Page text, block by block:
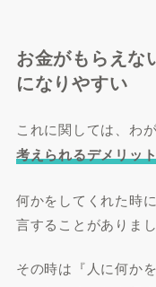
お金がもらえな
になりやすい
これに関しては、わ
考えられるデメリット
何かをしてくれた時
言することがありまし
その時は『人に何か